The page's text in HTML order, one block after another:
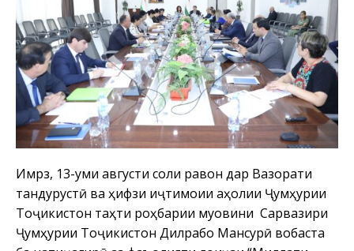
Имрӯз, 13-уми августи соли равон дар Вазорати
тандурустӣ ва ҳифзи иҷтимоии аҳолии Ҷумҳурии
Тоҷикистон таҳти роҳбарии муовини Сарвазири
Ҷумҳурии Тоҷикистон Дилрабо Мансурӣ вобаста